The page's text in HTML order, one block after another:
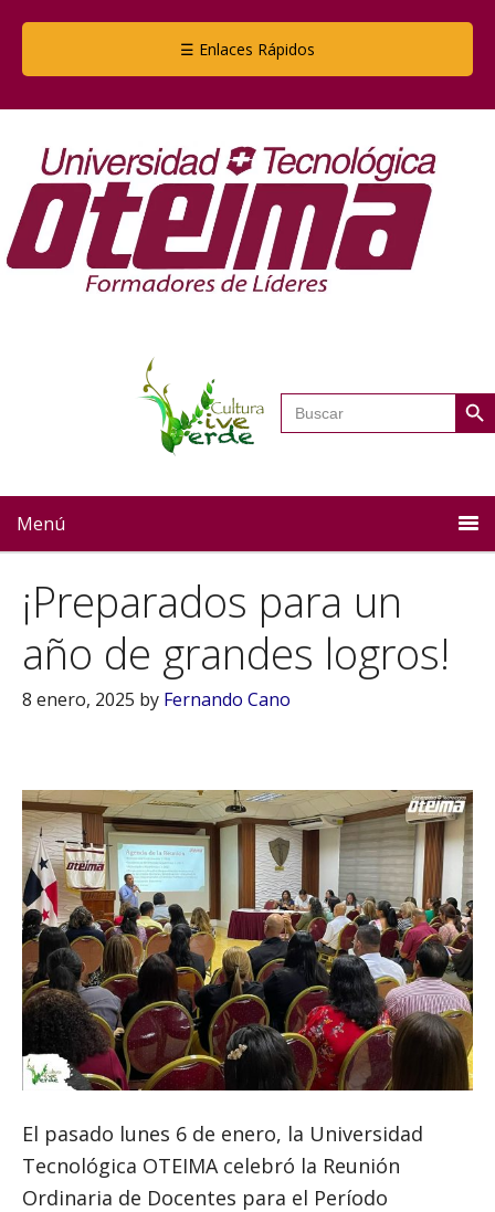
☰ Enlaces Rápidos
Buscar: Botón
Menú
¡Preparados para un
año de grandes logros!
8 enero, 2025 by Fernando Cano
El pasado lunes 6 de enero, la Universidad
Tecnológica OTEIMA celebró la Reunión
Ordinaria de Docentes para el Período